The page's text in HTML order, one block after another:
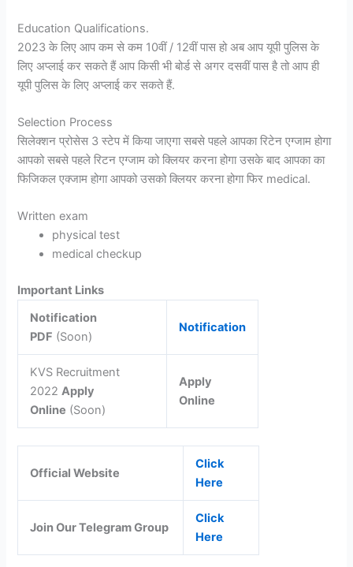
Education Qualifications.
2023 के लिए आप कम से कम 10वीं / 12वीं पास हो अब आप यूपी पुलिस के
लिए अप्लाई कर सकते हैं आप किसी भी बोर्ड से अगर दसवीं पास है तो आप ही
यूपी पुलिस के लिए अप्लाई कर सकते हैं.
Selection Process
सिलेक्शन प्रोसेस 3 स्टेप में किया जाएगा सबसे पहले आपका रिटेन एग्जाम होगा
आपको सबसे पहले रिटन एग्जाम को क्लियर करना होगा उसके बाद आपका का
फिजिकल एक्जाम होगा आपको उसको क्लियर करना होगा फिर medical.
Written exam
physical test
medical checkup
Important Links
Notification
PDF (Soon)
Notification
KVS Recruitment
2022Apply
Online (Soon)
Apply
Online
Official Website
Click
Here
Join Our Telegram Group
Click
Here